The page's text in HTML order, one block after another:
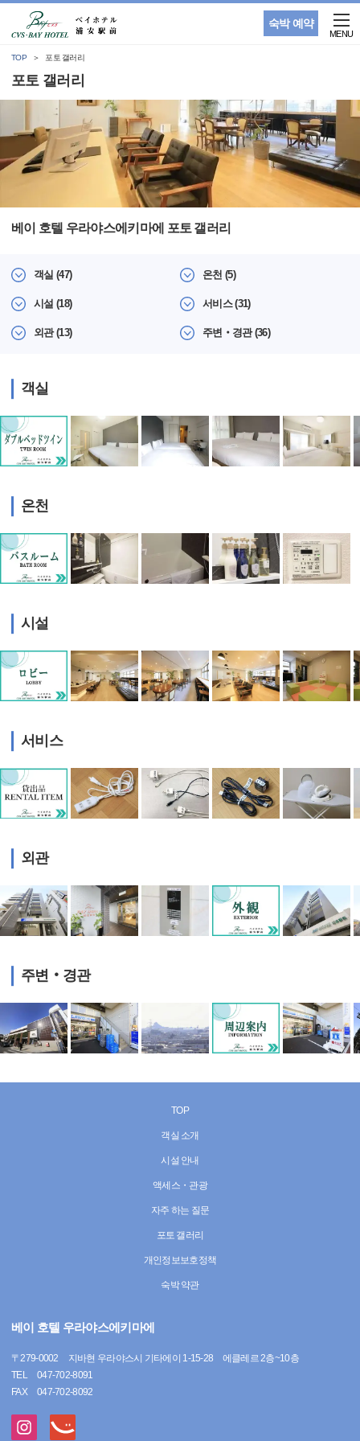
숙박 예약
MENU
TOP 포토 갤러리
포토 갤러리
베이 호텔 우라야스에키마에 포토 갤러리
객실 (47) 온천 (5)
시설 (18) 서비스 (31)
외관 (13) 주변‧경관 (36)
객실
온천
시설
서비스
외관
주변‧경관
TOP
객실 소개
시설 안내
액세스・관광
자주 하는 질문
포토 갤러리
개인정보보호정책
숙박 약관
베이 호텔 우라야스에키마에
〒279-0002
지바현 우라야스시 기타에이 1-15-28 에클레르 2층~10층
TEL
047-702-8091
FAX
047-702-8092